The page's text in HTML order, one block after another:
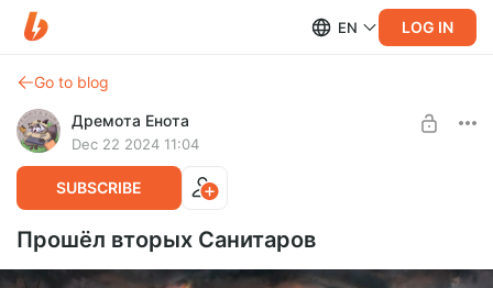
EN LOG IN
Go to blog
Дремота Енота
Dec 22 2024 11:04
SUBSCRIBE
Прошёл вторых Санитаров